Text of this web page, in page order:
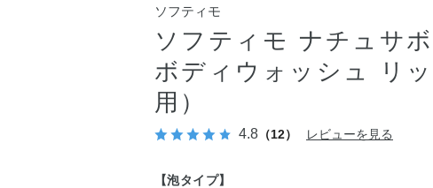
ソフティモ
ソフティモ ナチュサ
ボディウォッシュ リ
用）
4.8 （12） レビューを見る
【泡タイプ】